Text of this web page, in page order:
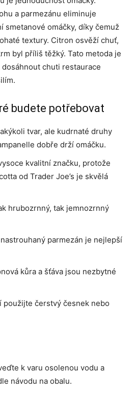
a parmezánu eliminuje
smetanové omáčky, díky čemuž
textury. Citron osvěží chuť,
byl příliš těžký. Tato metoda je
chuti restaurace
budete potřebovat
tvar, ale kudrnaté druhy
dobře drží omáčku.
kvalitní značku, protože
od Trader Joe’s je skvělá
hrubozrnný, tak jemnozrnný
parmezán je nejlepší
kůra a šťáva jsou nezbytné
použijte čerstvý česnek nebo
k varu osolenou vodu a
návodu na obalu.